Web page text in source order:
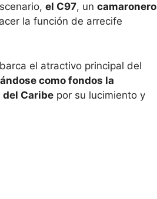
el C97, un camaronero
la función de arrecife
el atractivo principal del
como fondos la
del Caribe por su lucimiento y